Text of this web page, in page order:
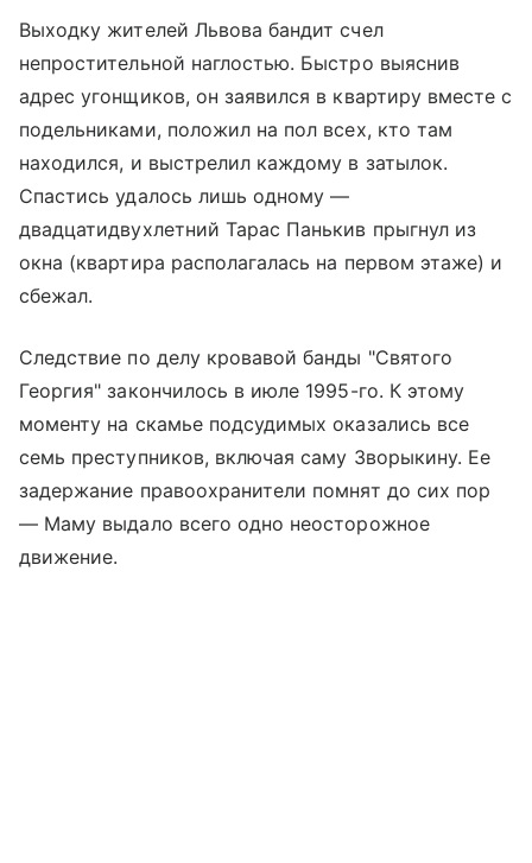
Выходку жителей Львова бандит счел
непростительной наглостью. Быстро выяснив
адрес угонщиков, он заявился в квартиру вместе с
подельниками, положил на пол всех, кто там
находился, и выстрелил каждому в затылок.
Спастись удалось лишь одному —
двадцатидвухлетний Тарас Панькив прыгнул из
окна (квартира располагалась на первом этаже) и
сбежал.
Следствие по делу кровавой банды "Святого
Георгия" закончилось в июле 1995-го. К этому
моменту на скамье подсудимых оказались все
семь преступников, включая саму Зворыкину. Ее
задержание правоохранители помнят до сих пор
— Маму выдало всего одно неосторожное
движение.